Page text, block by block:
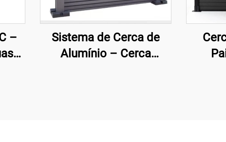
–
Sistema de Cerca de
Alumínio – Cerca